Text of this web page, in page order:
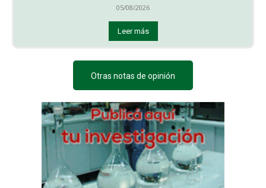
05/08/2026
Leer más
Otras notas de opinión